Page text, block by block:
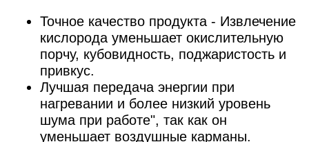
Точное качество продукта - Извлечение
кислорода уменьшает окислительную
порчу, кубовидность, поджаристость и
привкус.
Лучшая передача энергии при
нагревании и более низкий уровень
шума при работе", так как он
уменьшает воздушные карманы.